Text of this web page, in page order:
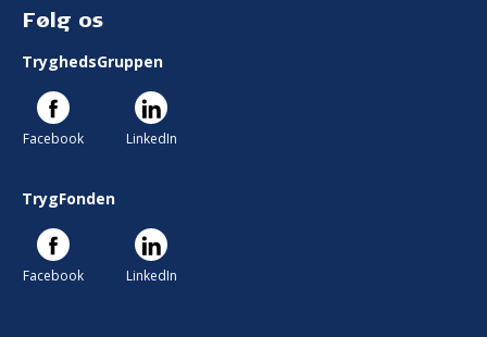
Følg os
TryghedsGruppen
Facebook LinkedIn
TrygFonden
Facebook LinkedIn